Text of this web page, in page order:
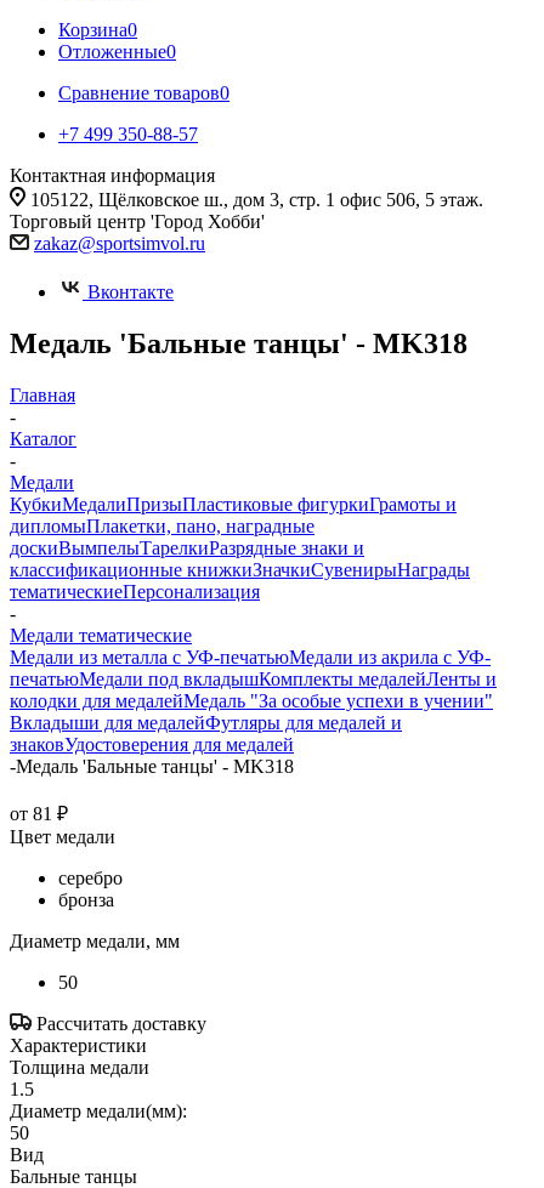
Корзина0
Отложенные0
Сравнение товаров0
+7 499 350-88-57
Контактная информация
105122, Щёлковское ш., дом 3, стр. 1 офис 506, 5 этаж.
Торговый центр 'Город Хобби'
zakaz@sportsimvol.ru
Вконтакте
Медаль 'Бальные танцы' - MK318
Главная
-
Каталог
-
Медали
КубкиМедалиПризыПластиковые фигуркиГрамоты и
дипломыПлакетки, пано, наградные
доскиВымпелыТарелкиРазрядные знаки и
классификационные книжкиЗначкиСувенирыНаграды
тематическиеПерсонализация
-
Медали тематические
Медали из металла с УФ-печатьюМедали из акрила с УФ-
печатьюМедали под вкладышКомплекты медалейЛенты и
колодки для медалейМедаль "За особые успехи в учении"
Вкладыши для медалейФутляры для медалей и
знаковУдостоверения для медалей
-Медаль 'Бальные танцы' - MK318
от 81 ₽
Цвет медали
серебро
бронза
Диаметр медали, мм
50
Рассчитать доставку
Характеристики
Толщина медали
1.5
Диаметр медали(мм):
50
Вид
Бальные танцы